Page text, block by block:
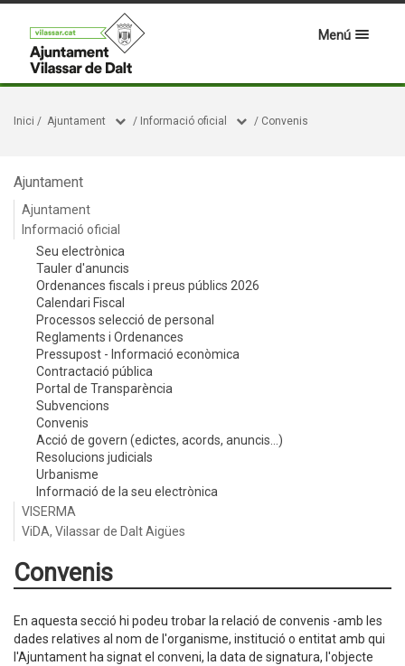
Menú
Inici / Ajuntament / Informació oficial / Convenis
Ajuntament
Ajuntament
Informació oficial
Seu electrònica
Tauler d'anuncis
Ordenances fiscals i preus públics 2026
Calendari Fiscal
Processos selecció de personal
Reglaments i Ordenances
Pressupost - Informació econòmica
Contractació pública
Portal de Transparència
Subvencions
Convenis
Acció de govern (edictes, acords, anuncis...)
Resolucions judicials
Urbanisme
Informació de la seu electrònica
VISERMA
ViDA, Vilassar de Dalt Aigües
Convenis
En aquesta secció hi podeu trobar la relació de convenis -amb les
dades relatives al nom de l'organisme, institució o entitat amb qui
l'Ajuntament ha signat el conveni, la data de signatura, l'objecte